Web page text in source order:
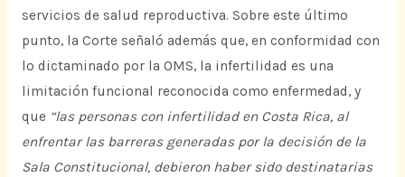
servicios de salud reproductiva. Sobre este último
punto, la Corte señaló además que, en conformidad con
lo dictaminado por la OMS, la infertilidad es una
limitación funcional reconocida como enfermedad, y
que “las personas con infertilidad en Costa Rica, al
enfrentar las barreras generadas por la decisión de la
Sala Constitucional, debieron haber sido destinatarias